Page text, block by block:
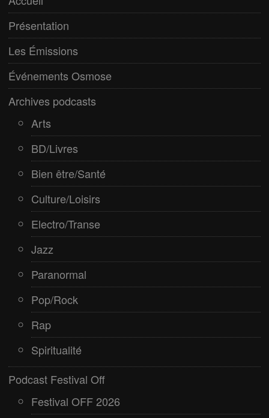
Electro/Transe
Paranormal
Pop/Rock
Rap
Spiritualité
Présentation
Les Émissions
Événements Osmose
Archives podcasts
Arts
BD/Livres
Bien être/Santé
Culture/Loisirs
Electro/Transe
Jazz
Paranormal
Pop/Rock
Rap
Spiritualité
Podcast Festival Off
Festival OFF 2026